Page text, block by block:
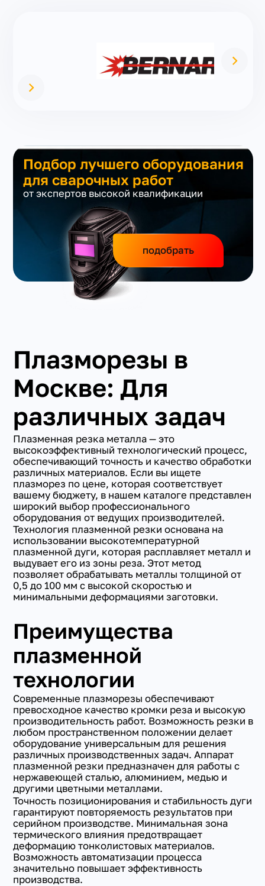
Подбор лучшего оборудования
для сварочных работ
от экспертов высокой квалификации
подобрать
Плазморезы в
Москве: Для
различных задач
Плазменная резка металла — это
высокоэффективный технологический процесс,
обеспечивающий точность и качество обработки
различных материалов. Если вы ищете
плазморез по цене, которая соответствует
вашему бюджету, в нашем каталоге представлен
широкий выбор профессионального
оборудования от ведущих производителей.
Технология плазменной резки основана на
использовании высокотемпературной
плазменной дуги, которая расплавляет металл и
выдувает его из зоны реза. Этот метод
позволяет обрабатывать металлы толщиной от
0,5 до 100 мм с высокой скоростью и
минимальными деформациями заготовки.
Преимущества
плазменной
технологии
Современные плазморезы обеспечивают
превосходное качество кромки реза и высокую
производительность работ. Возможность резки в
любом пространственном положении делает
оборудование универсальным для решения
различных производственных задач. Аппарат
плазменной резки предназначен для работы с
нержавеющей сталью, алюминием, медью и
другими цветными металлами.
Точность позиционирования и стабильность дуги
гарантируют повторяемость результатов при
серийном производстве. Минимальная зона
термического влияния предотвращает
деформацию тонколистовых материалов.
Возможность автоматизации процесса
значительно повышает эффективность
производства.